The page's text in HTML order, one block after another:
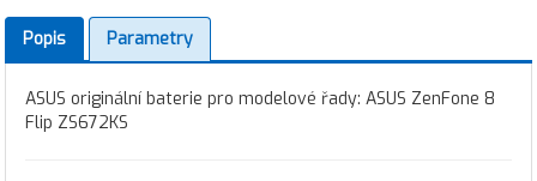
Popis Parametry
ASUS originální baterie pro modelové řady: ASUS ZenFone 8
Flip ZS672KS